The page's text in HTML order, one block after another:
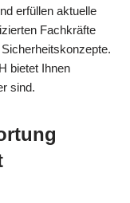
erfüllen aktuelle
Fachkräfte
bietet Ihnen
sind.